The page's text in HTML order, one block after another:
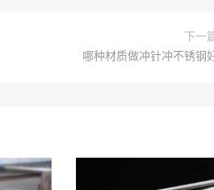
下一
哪种材质做冲针冲不锈钢